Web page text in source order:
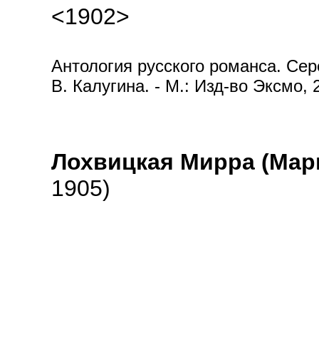
<1902>
Антология русского романса.
В. Калугина. - М.: Изд-во Эксмо,
Лохвицкая Мирра
1905)